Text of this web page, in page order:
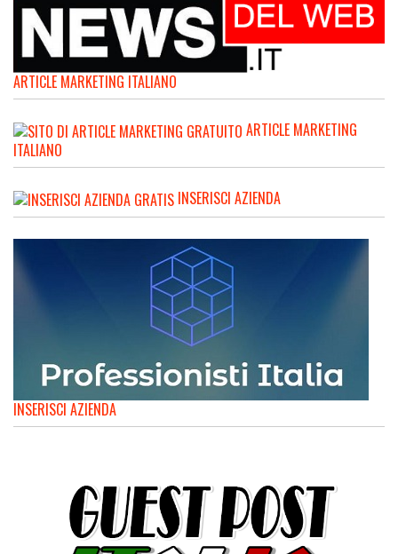
ARTICLE MARKETING ITALIANO
ARTICLE MARKETING
ITALIANO
INSERISCI AZIENDA
INSERISCI AZIENDA